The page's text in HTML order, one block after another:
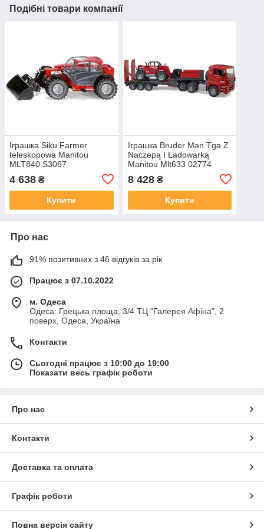
Подібні товари компанії
Іграшка Siku Farmer
teleskopowa Manitou
MLT840 S3067
4 638 ₴
Купити
Іграшка Bruder Man Tga Z
Naczepą I Ładowarką
Manitou Mlt633 02774
8 428₴
Купити
Про нас
91% позитивних з 46 відгуків за рік
Працює з 07.10.2022
м. Одеса
Одеса: Грецька площа, 3/4 ТЦ "Галерея Афіна", 2
поверх, Одеса, Україна
Контакти
Сьогодні працює з 10:00 до 19:00
Показати весь графік роботи
Про нас
Контакти
Доставка та оплата
Графік роботи
Повна версія сайту